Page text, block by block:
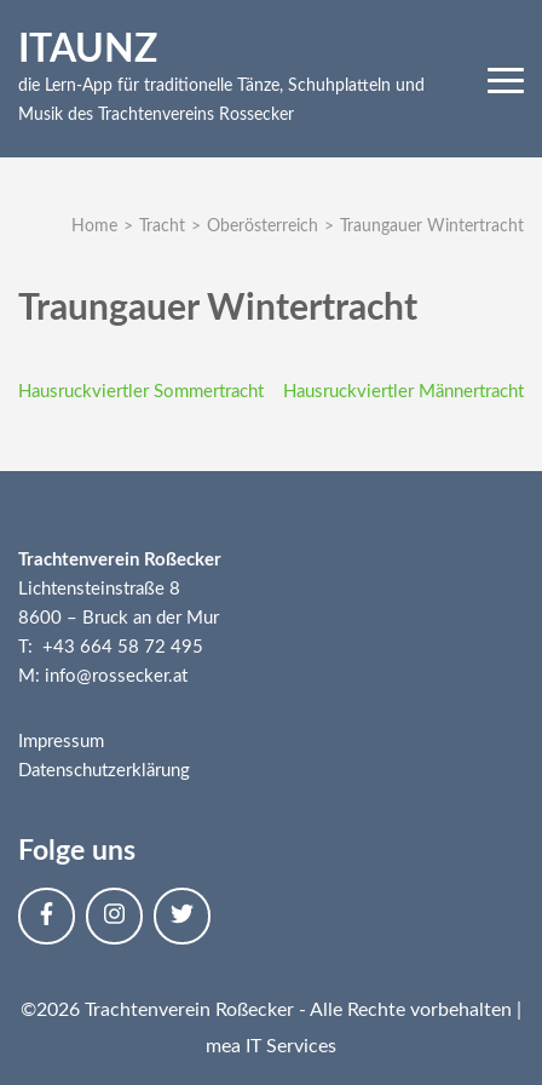
ITAUNZ
die Lern-App für traditionelle Tänze, Schuhplatteln und
Musik des Trachtenvereins Rossecker
Home > Tracht > Oberösterreich > Traungauer Wintertracht
Traungauer Wintertracht
Beitragsnavigation
Hausruckviertler Sommertracht Hausruckviertler Männertracht
Trachtenverein Roßecker
Lichtensteinstraße 8
8600 – Bruck an der Mur
T: +43 664 58 72 495
M: info@rossecker.at
Impressum
Datenschutzerklärung
Folge uns
©2026 Trachtenverein Roßecker - Alle Rechte vorbehalten |
mea IT Services